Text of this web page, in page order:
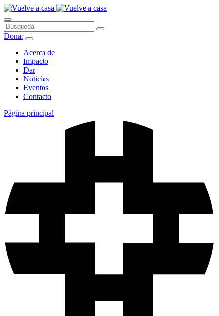
Saltar
al
contenido
Búsqueda
Donar
Acerca de
Impacto
Dar
Noticias
Eventos
Contacto
Página principal